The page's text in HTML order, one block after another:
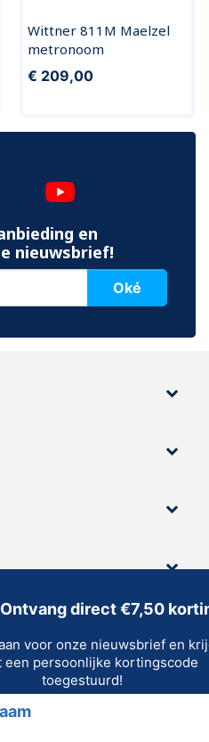
Wittner 811M Maelzel
metronoom
€ 209,00
en
nieuwsbrief!
Oké
21% BTW, tenzij anders
Ontvang direct €7,50
voor onze nieuwsbrief en
een persoonlijke kortingscode
toegestuurd!